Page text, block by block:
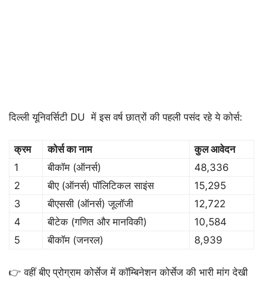
दिल्ली यूनिवर्सिटी DU में इस वर्ष छात्रों की पहली पसंद रहे ये कोर्स:
क्रम कोर्स का नाम
कुल आवेदन
1
बीकॉम (ऑनर्स)
48,336
2
बीए (ऑनर्स) पॉलिटिकल साइंस
15,295
3
बीएससी (ऑनर्स) जूलॉजी
12,722
4
बीटेक (गणित और मानविकी)
10,584
5
बीकॉम (जनरल) 8,939
👉 वहीं बीए प्रोग्राम कोर्सेज में कॉम्बिनेशन कोर्सेज की भारी मांग देखी